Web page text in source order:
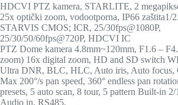
HDCVI PTZ kamera, STARLITE, 2
25x optički zoom, vodootporna, IP66 zaštita1/
STARVIS CMOS; ICR, 25/30fps@1080P,
25/30/50/60fps@720P, HDCVI IC
PTZ Dome kamera 4.8mm~120mm, F1.6 –
zoom) 16x digital zoom, HD and SD switch
Ultra DNR, BLC, HLC, Auto iris, Auto focus,
Max 200°/s pan speed, 360° endless pan
presets, 5 auto scan, 8 tour, 5 pattern Built-in
Audio in, RS485,